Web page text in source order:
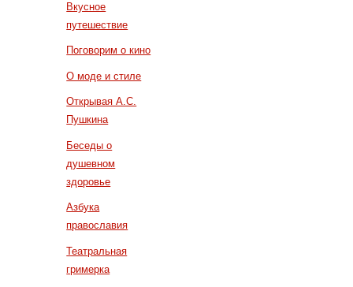
Вкусное
путешествие
Поговорим о кино
О моде и стиле
Открывая А.С.
Пушкина
Беседы о
душевном
здоровье
Азбука
православия
Театральная
гримерка